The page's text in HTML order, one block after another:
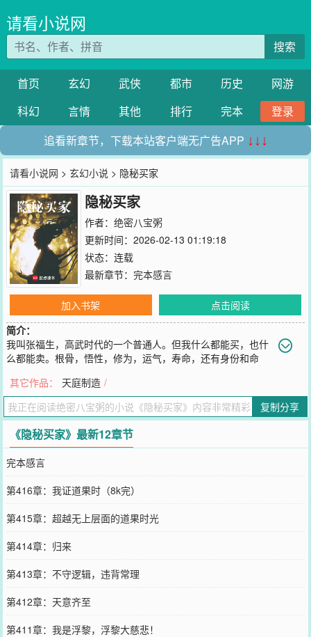
请看小说网
搜索
首页 玄幻 武侠 都市 历史
网游
科幻
言情 其他 排行 完本
登录
追看新章节，下载本站客户端无广告APP ↓↓↓
请看小说网 >玄幻小说 > 隐秘买家
隐秘买家
作者： 绝密八宝粥
更新时间：2026-02-13 01:19:18
状态：连载
最新章节： 完本感言
加入书架
点击阅读
简介：
我叫张福生，高武时代的一个普通人。但我什么都能买，也什
么都能卖。根骨，悟性，修为，运气，寿命，还有身份和命
卖财富，买走他的健康，我也向重病者兜售健康，买走他的悟性。我
将悟性留给了自己。我向数百个剑客买下他们苦练数十年的剑法，造
就一个练剑万年的剑仙。我还和困在深渊的邪神交易，卖给祂自由，
买下的，是祂的忠诚。但我发现，这太慢了。于是我创造了一个阴影
下的隐秘结社，人们自由交易所需要的一切。权利，力量，万事万
物。我抽点成。抽着抽着，人们开始叫我......福生无量天尊。
您要是觉得《
里的朋友推荐哦！
其它作品： 天庭制造 /
复制分享
《隐秘买家》最新12章节
完本感言
第416章：我证道果时（8k完）
第415章：超越无上层面的道果时光
第414章：归来
第413章：不守逻辑，违背常理
第412章：天意齐至
第411章：我是浮黎，浮黎大慈悲！